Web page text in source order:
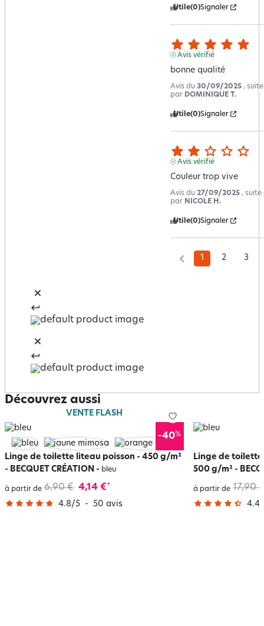
Utile(0)Signaler
Avis vérifié
bonne qualité
Avis du 30/09/2025 ,
par DOMINIQUE T.
Utile(0)Signaler
Avis vérifié
Couleur trop vive
Avis du 27/09/2025 , suite
par NICOLE H.
Utile(0)Signaler
1 2 3
Découvrez aussi
VENTE FLASH
-40%
Linge de toilette liteau poisson - 450 g/m²
- BECQUET CRÉATION - bleu
à partir de 6,90 € 4,14 €*
4.8/5 - 50 avis
Linge de
500 g/m² -
à partir de 17,90
4.4